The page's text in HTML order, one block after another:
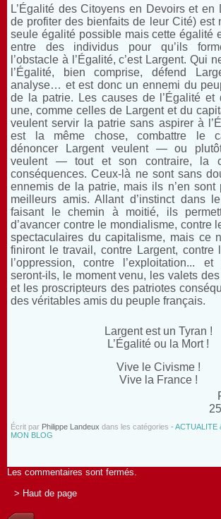
L’Égalité des Citoyens en Devoirs et en
de profiter des bienfaits de leur Cité) est
seule égalité possible mais cette égalité
entre des individus pour qu’ils
l’obstacle à l’Égalité, c’est Largent. Qui
l’Égalité, bien comprise, défend
analyse… et est donc un ennemi du
de la patrie. Les causes de l’Égalité et
une, comme celles de Largent et du
veulent servir la patrie sans aspirer à
est la même chose, combattre le
dénoncer Largent veulent — ou
veulent — tout et son contraire, la
conséquences. Ceux-là ne sont sans
ennemis de la patrie, mais ils n’en
meilleurs amis. Allant d’instinct dans
faisant le chemin à moitié, ils
d’avancer contre le mondialisme, contre
spectaculaires du capitalisme, mais ce
finiront le travail, contre Largent, contre
l’oppression, contre l’exploitation...
seront-ils, le moment venu, les valets
et les proscripteurs des patriotes
des véritables amis du peuple français.
Largent est un Tyran !
L’Égalité ou la Mort !
Vive le Civisme !
Vive la France !
Écrit par Philippe Landeux dans les catégories - ACTUALITE
MON BLOG
Les commentaires sont fermés.
> Haut de page